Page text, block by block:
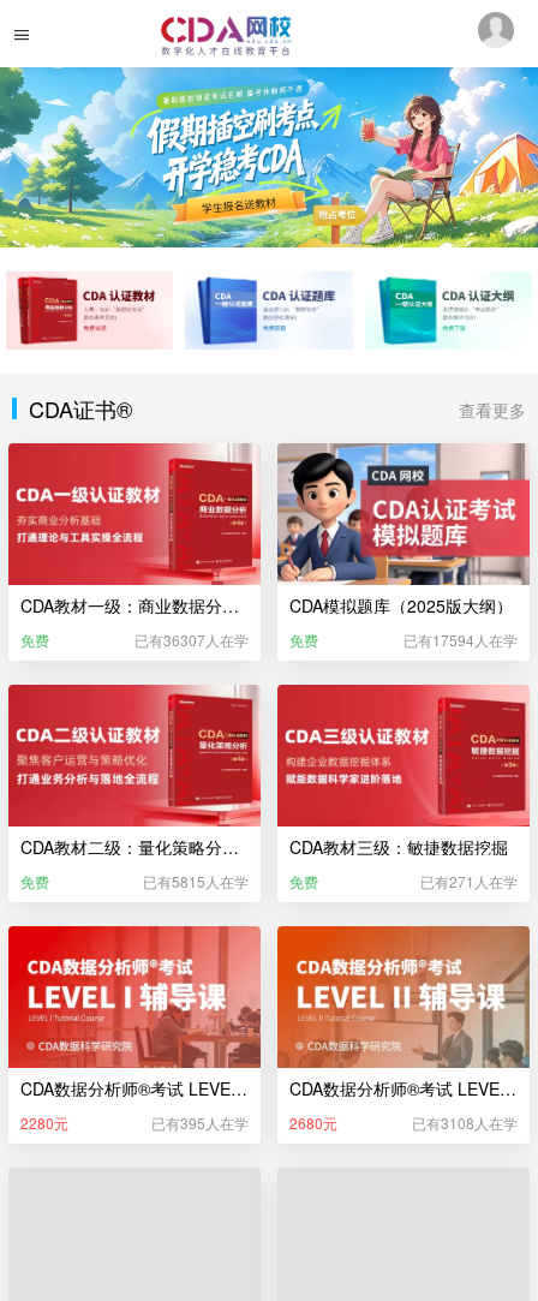
CDA证书® 查看更多
CDA教材一级：商业数据分析（2025版大纲）
免费 已有36307人在学
CDA模拟题库（2025版大纲）
免费 已有17594人在学
CDA教材二级：量化策略分析（2025）
免费 已有5815人在学
CDA教材三级：敏捷数据挖掘
免费 已有271人在学
CDA数据分析师®考试 LEVEL I 辅导课（新版）
2280元 已有395人在学
CDA数据分析师®考试 LEVEL II 辅导课（新版）
2680元 已有3108人在学